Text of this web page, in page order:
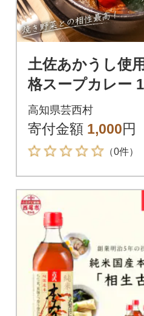
土佐あかうし使
格スープカレー
ット レトルト 牛
ープ仕立て【
1】
高知県芸西村
寄付金額 1,000円
（0件）